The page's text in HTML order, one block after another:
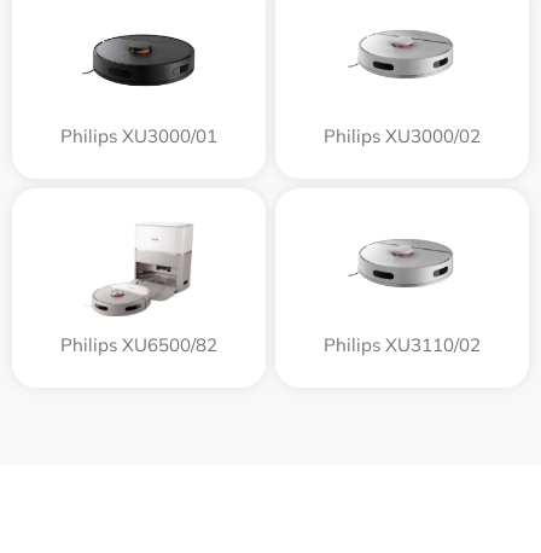
Philips XU3000/01 Philips XU3000/02
Philips XU6500/82 Philips XU3110/02